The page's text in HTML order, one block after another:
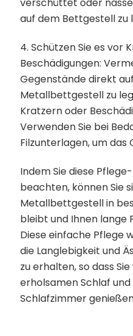
verschüttet oder
auf dem Bettgestell zu
4. Schützen Sie es vor
Beschädigungen:
Gegenstände direkt
Metallbettgestell zu
Kratzern oder
Verwenden Sie bei
Filzunterlagen, um das
Indem Sie diese
beachten, können Sie
Metallbettgestell in
bleibt und Ihnen lange
Diese einfache Pflege
die Langlebigkeit und
zu erhalten, so dass
erholsamen Schlaf und
Schlafzimmer